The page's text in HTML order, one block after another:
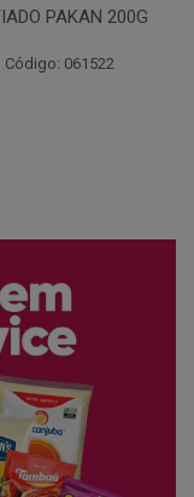
COPACOL 1KG
Código: 066530